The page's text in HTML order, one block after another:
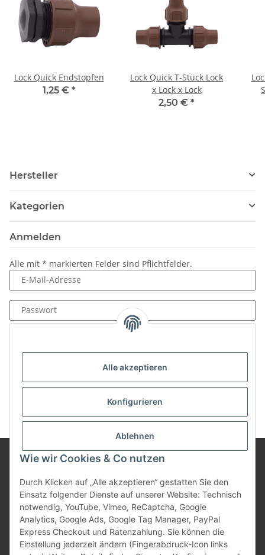
Alle akzeptieren
Konfigurieren
Ablehnen
Wie wir Cookies & Co nutzen
Durch Klicken auf „Alle akzeptieren“ gestatten Sie den
Einsatz folgender Dienste auf unserer Website: Technisch
notwendig, YouTube, Vimeo, ReCaptcha, Google
Analytics, Google Ads, Google Tag Manager, PayPal
Express Checkout und Ratenzahlung. Sie können die
Einstellung jederzeit ändern (Fingerabdruck-Icon links
Lock Quick Endstopfen
1,25 € *
Lock Quick T-Stück Lock
x Lock x Lock
2,50 € *
Hersteller
Kategorien
Anmelden
Alle mit * markierten Felder sind Pflichtfelder.
E-Mail-Adresse
Passwort
Neu hier?Jetzt registrieren!
Informationen
Gesetzliche Informationen